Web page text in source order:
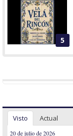
5
Visto Actual
20 de julio de 2026